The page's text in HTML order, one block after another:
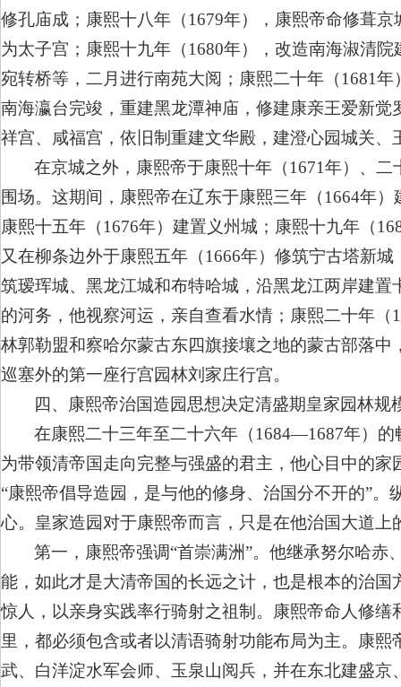
修孔庙成；康熙十八年（1679年），康熙帝命修葺
为太子宫；康熙十九年（1680年），改造南海淑清
宛转桥等，二月进行南苑大阅；康熙二十年（1681
南海瀛台完竣，重建黑龙潭神庙，修建康亲王爱新
祥宫、咸福宫，依旧制重建文华殿，建澄心园城关
在京城之外，康熙帝于康熙十年（1671年）、
围场。这期间，康熙帝在辽东于康熙三年（1664年
康熙十五年（1676年）建置义州城；康熙十九年（
又在柳条边外于康熙五年（1666年）修筑宁古塔新
筑瑷珲城、黑龙江城和布特哈城，沿黑龙江两岸建
的河务，他视察河运，亲自查看水情；康熙二十年
林郭勒盟和察哈尔蒙古东四旗接壤之地的蒙古部落
巡塞外的第一座行宫园林刘家庄行宫。
四、康熙帝治国造园思想决定清盛期皇家园林规
在康熙二十三年至二十六年（1684—1687年）
为带领清帝国走向完整与强盛的君主，他心目中的
“康熙帝倡导造园，是与他的修身、治国分不开的”
心。皇家造园对于康熙帝而言，只是在他治国大道上
第一，康熙帝强调“首崇满洲”。他继承努尔哈
能，如此才是大清帝国的长远之计，也是根本的治
惊人，以亲身实践率行骑射之祖制。康熙帝命人修
里，都必须包含或者以清语骑射功能布局为主。康
武、白洋淀水军会师、玉泉山阅兵，并在东北建盛